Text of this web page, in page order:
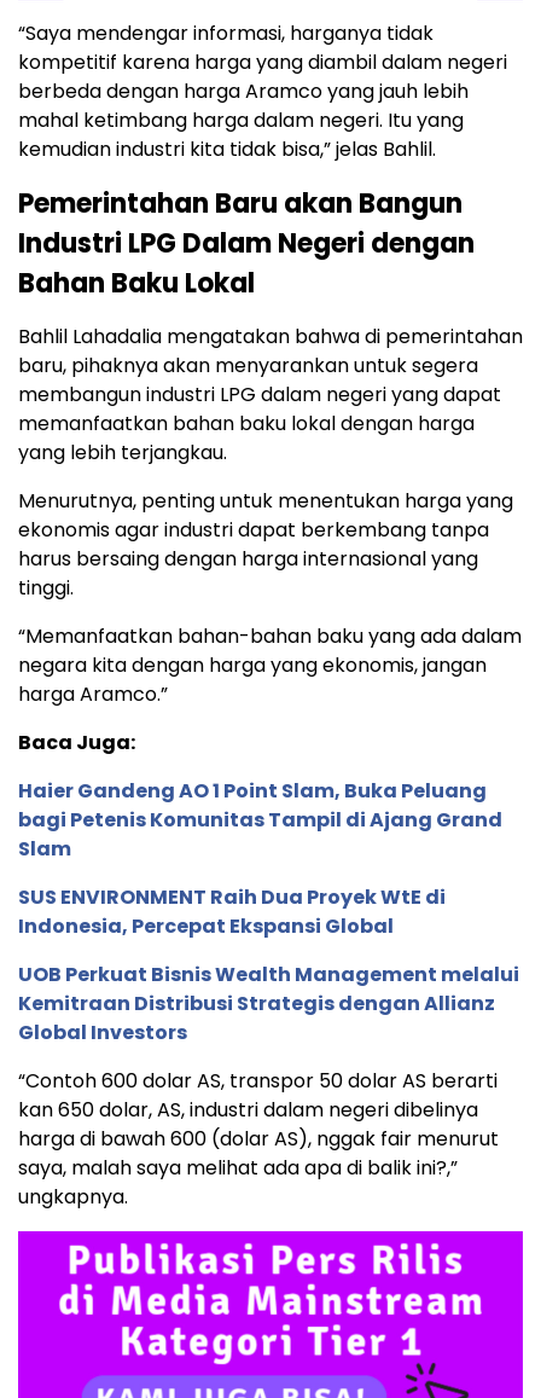
“Saya mendengar informasi, harganya tidak
kompetitif karena harga yang diambil dalam negeri
berbeda dengan harga Aramco yang jauh lebih
mahal ketimbang harga dalam negeri. Itu yang
kemudian industri kita tidak bisa,” jelas Bahlil.
Pemerintahan Baru akan Bangun
Industri LPG Dalam Negeri dengan
Bahan Baku Lokal
Bahlil Lahadalia mengatakan bahwa di pemerintahan
baru, pihaknya akan menyarankan untuk segera
membangun industri LPG dalam negeri yang dapat
memanfaatkan bahan baku lokal dengan harga
yang lebih terjangkau.
Menurutnya, penting untuk menentukan harga yang
ekonomis agar industri dapat berkembang tanpa
harus bersaing dengan harga internasional yang
tinggi.
“Memanfaatkan bahan-bahan baku yang ada dalam
negara kita dengan harga yang ekonomis, jangan
harga Aramco.”
Baca Juga:
Haier Gandeng AO 1 Point Slam, Buka Peluang
bagi Petenis Komunitas Tampil di Ajang Grand
Slam
SUS ENVIRONMENT Raih Dua Proyek WtE di
Indonesia, Percepat Ekspansi Global
UOB Perkuat Bisnis Wealth Management melalui
Kemitraan Distribusi Strategis dengan Allianz
Global Investors
“Contoh 600 dolar AS, transpor 50 dolar AS berarti
kan 650 dolar, AS, industri dalam negeri dibelinya
harga di bawah 600 (dolar AS), nggak fair menurut
saya, malah saya melihat ada apa di balik ini?,”
ungkapnya.